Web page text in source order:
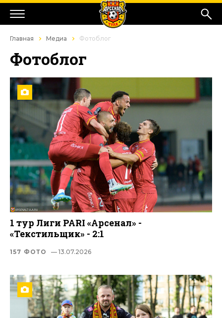
Главная Медиа Фотоблог
Фотоблог
1 тур Лиги PARI «Арсенал» -
«Текстильщик» - 2:1
157 ФОТО — 13.07.2026